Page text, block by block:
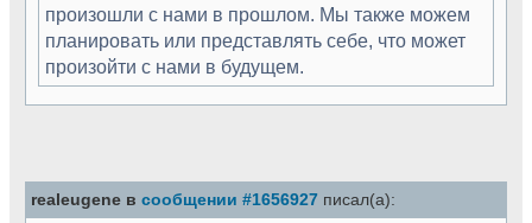
произошли с нами в прошлом. Мы также можем
планировать или представлять себе, что может
произойти с нами в будущем.
realeugene в сообщении #1656927 писал(а):